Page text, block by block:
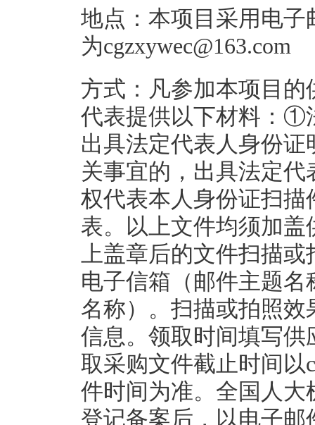
地点：本项目采用电
为cgzxywec@163.com
方式：凡参加本项目
代表提供以下材料：①
出具法定代表人身份
关事宜的，出具法定
权代表本人身份证扫
表。以上文件均须加
上盖章后的文件扫描或
电子信箱（邮件主题
名称）。扫描或拍照
信息。领取时间填写
取采购文件截止时间以
件时间为准。全国人
登记备案后，以电子